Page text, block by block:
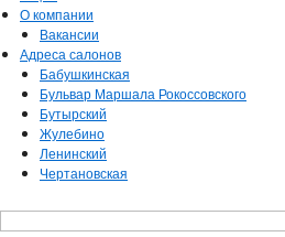
О компании
Вакансии
Адреса салонов
Бабушкинская
Бульвар Маршала Рокоссовского
Бутырский
Жулебино
Ленинский
Чертановская